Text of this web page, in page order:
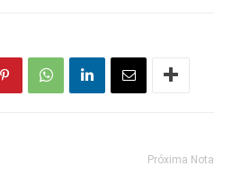
Próxima Nota